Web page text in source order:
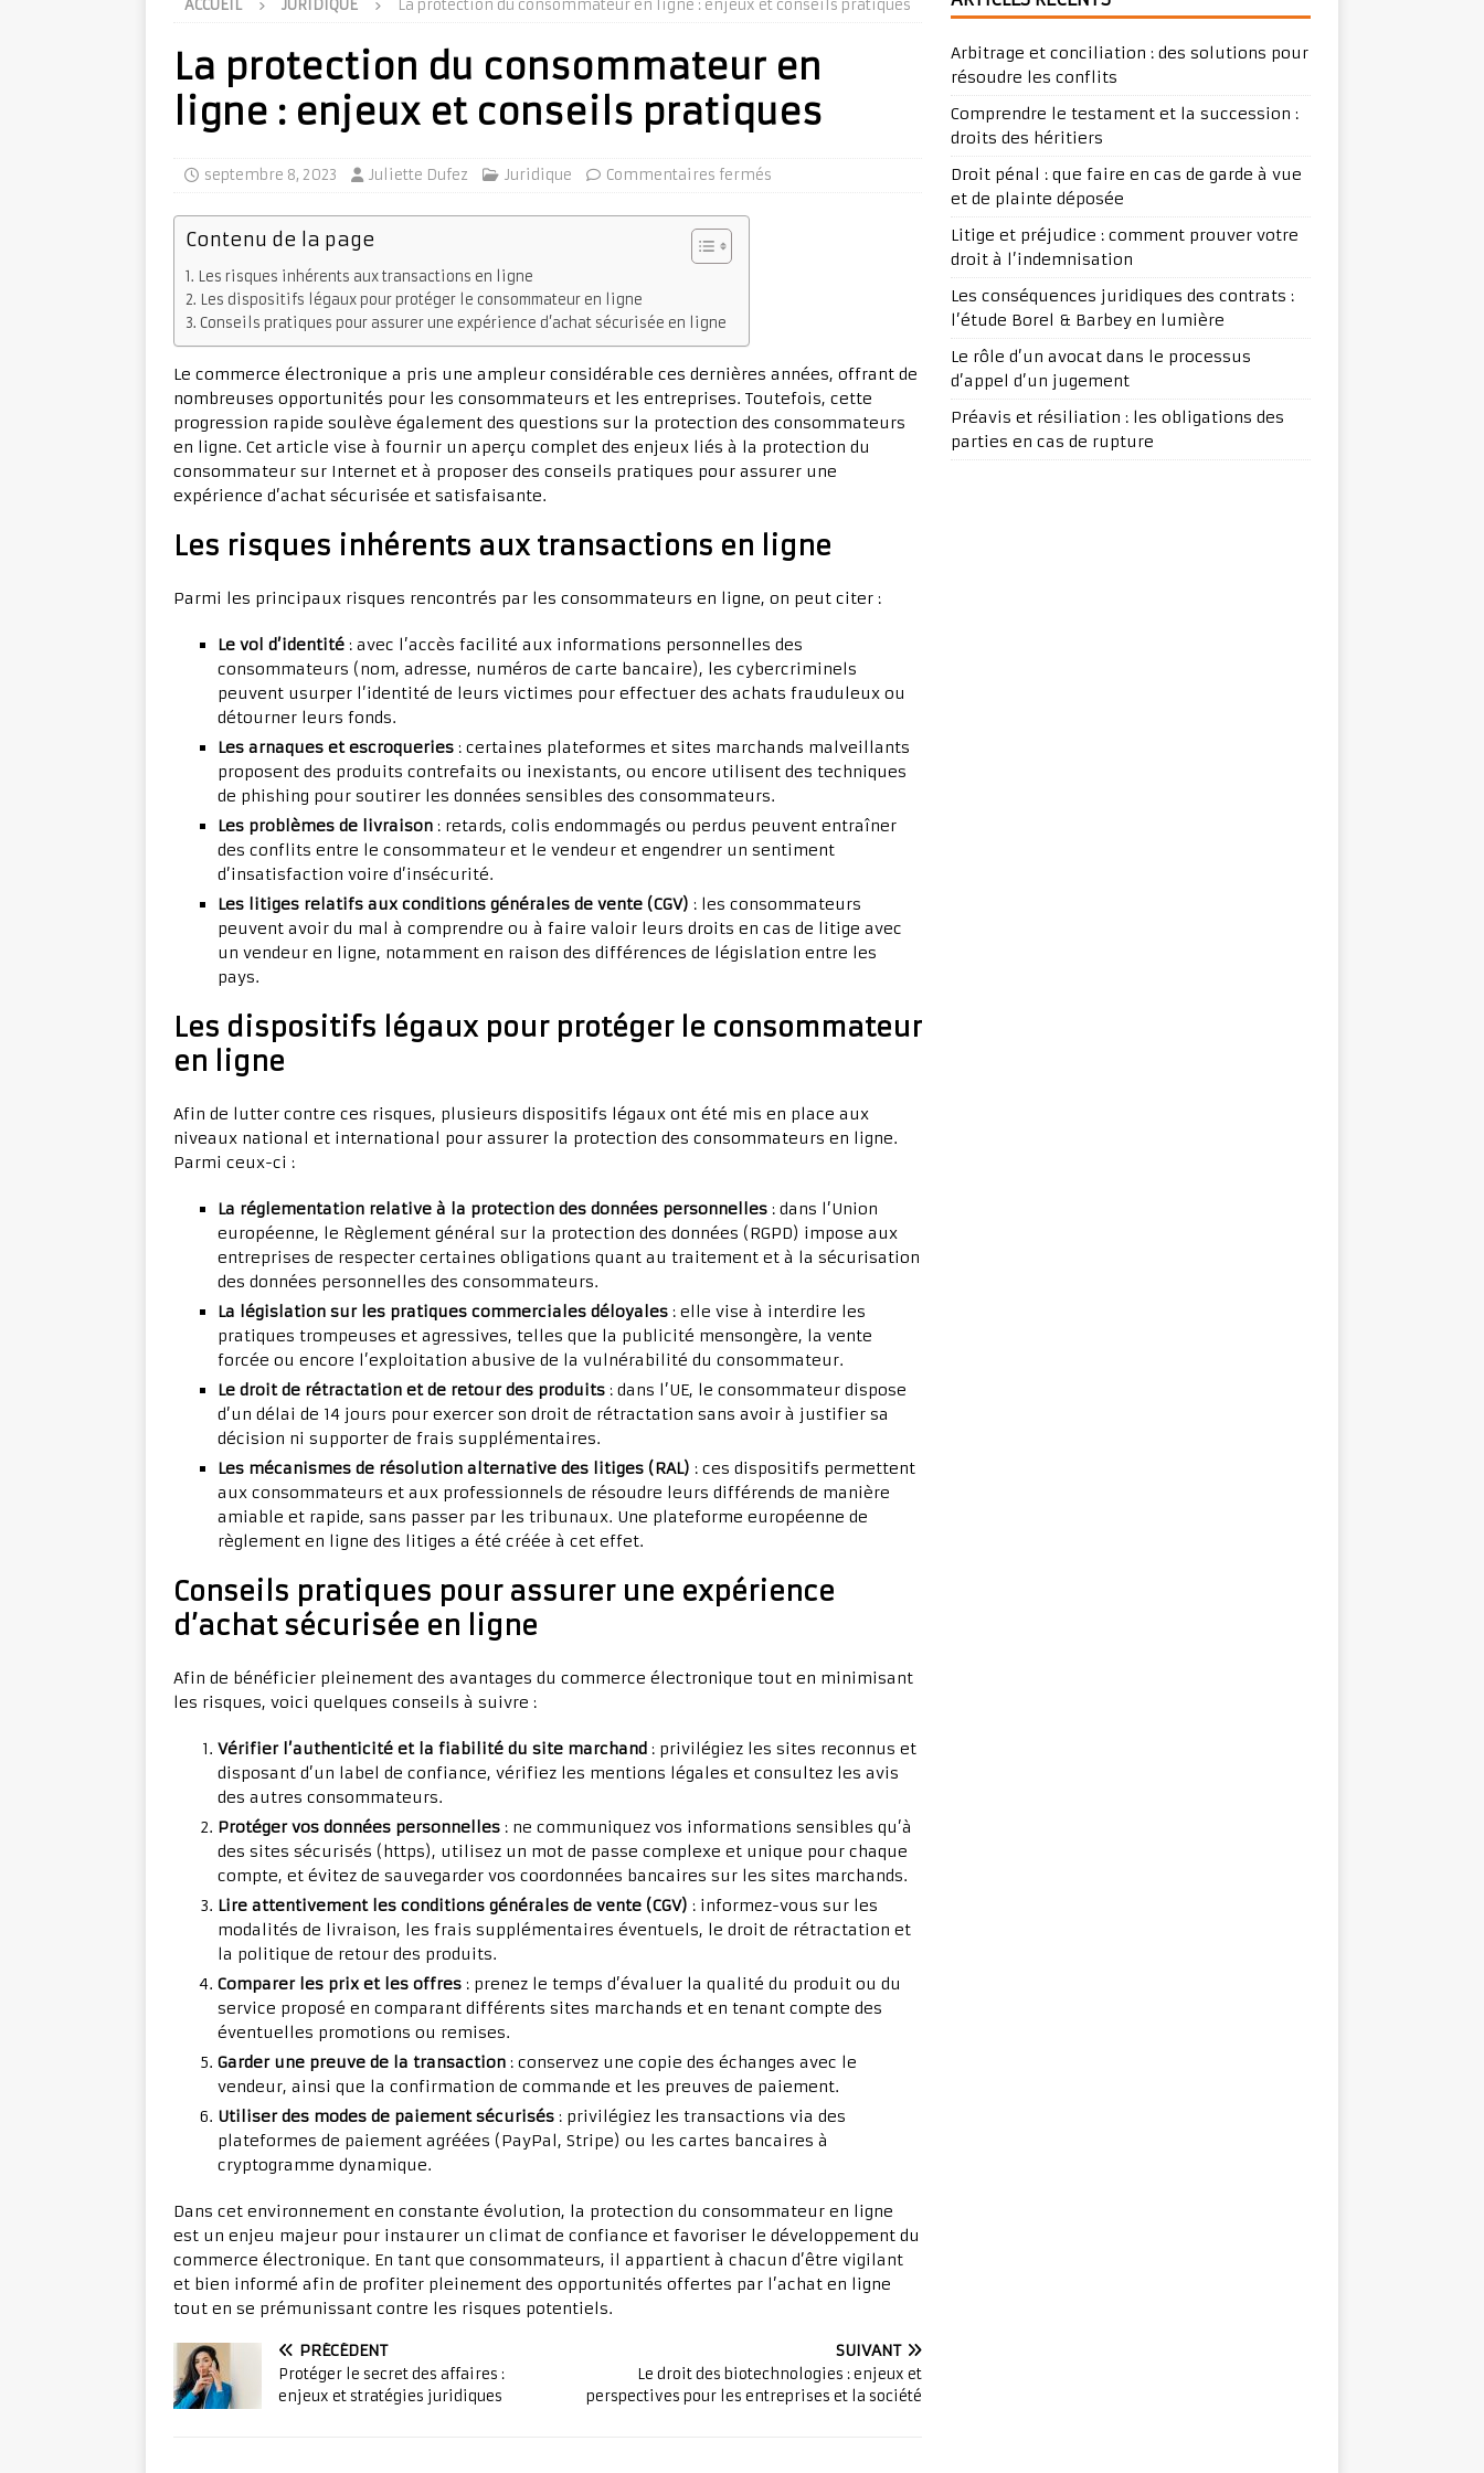
ACCUEIL JURIDIQUE La protection du consommateur en ligne : enjeux et conseils pratiques
La protection du consommateur en
ligne : enjeux et conseils pratiques
septembre 8, 2023 Juliette Dufez Juridique Commentaires fermés
Contenu de la page
Les risques inhérents aux transactions en ligne
Les dispositifs légaux pour protéger le consommateur en ligne
Conseils pratiques pour assurer une expérience d’achat sécurisée en ligne
Le commerce électronique a pris une ampleur considérable ces dernières années, offrant de
nombreuses opportunités pour les consommateurs et les entreprises. Toutefois, cette
progression rapide soulève également des questions sur la protection des consommateurs
en ligne. Cet article vise à fournir un aperçu complet des enjeux liés à la protection du
consommateur sur Internet et à proposer des conseils pratiques pour assurer une
expérience d’achat sécurisée et satisfaisante.
Les risques inhérents aux transactions en ligne
Parmi les principaux risques rencontrés par les consommateurs en ligne, on peut citer :
Le vol d’identité : avec l’accès facilité aux informations personnelles des
consommateurs (nom, adresse, numéros de carte bancaire), les cybercriminels
peuvent usurper l’identité de leurs victimes pour effectuer des achats frauduleux ou
détourner leurs fonds.
Les arnaques et escroqueries : certaines plateformes et sites marchands malveillants
proposent des produits contrefaits ou inexistants, ou encore utilisent des techniques
de phishing pour soutirer les données sensibles des consommateurs.
Les problèmes de livraison : retards, colis endommagés ou perdus peuvent entraîner
des conflits entre le consommateur et le vendeur et engendrer un sentiment
d’insatisfaction voire d’insécurité.
Les litiges relatifs aux conditions générales de vente (CGV) : les consommateurs
peuvent avoir du mal à comprendre ou à faire valoir leurs droits en cas de litige avec
un vendeur en ligne, notamment en raison des différences de législation entre les
pays.
Les dispositifs légaux pour protéger le consommateur
en ligne
Afin de lutter contre ces risques, plusieurs dispositifs légaux ont été mis en place aux
niveaux national et international pour assurer la protection des consommateurs en ligne.
Parmi ceux-ci :
La réglementation relative à la protection des données personnelles : dans l’Union
européenne, le Règlement général sur la protection des données (RGPD) impose aux
entreprises de respecter certaines obligations quant au traitement et à la sécurisation
des données personnelles des consommateurs.
La législation sur les pratiques commerciales déloyales : elle vise à interdire les
pratiques trompeuses et agressives, telles que la publicité mensongère, la vente
forcée ou encore l’exploitation abusive de la vulnérabilité du consommateur.
Le droit de rétractation et de retour des produits : dans l’UE, le consommateur dispose
d’un délai de 14 jours pour exercer son droit de rétractation sans avoir à justifier sa
décision ni supporter de frais supplémentaires.
Les mécanismes de résolution alternative des litiges (RAL) : ces dispositifs permettent
aux consommateurs et aux professionnels de résoudre leurs différends de manière
amiable et rapide, sans passer par les tribunaux. Une plateforme européenne de
règlement en ligne des litiges a été créée à cet effet.
Conseils pratiques pour assurer une expérience
d’achat sécurisée en ligne
Afin de bénéficier pleinement des avantages du commerce électronique tout en minimisant
les risques, voici quelques conseils à suivre :
Vérifier l’authenticité et la fiabilité du site marchand : privilégiez les sites reconnus et
disposant d’un label de confiance, vérifiez les mentions légales et consultez les avis
des autres consommateurs.
Protéger vos données personnelles : ne communiquez vos informations sensibles qu’à
des sites sécurisés (https), utilisez un mot de passe complexe et unique pour chaque
compte, et évitez de sauvegarder vos coordonnées bancaires sur les sites marchands.
Lire attentivement les conditions générales de vente (CGV) : informez-vous sur les
modalités de livraison, les frais supplémentaires éventuels, le droit de rétractation et
la politique de retour des produits.
Comparer les prix et les offres : prenez le temps d’évaluer la qualité du produit ou du
service proposé en comparant différents sites marchands et en tenant compte des
éventuelles promotions ou remises.
Garder une preuve de la transaction : conservez une copie des échanges avec le
vendeur, ainsi que la confirmation de commande et les preuves de paiement.
Utiliser des modes de paiement sécurisés : privilégiez les transactions via des
plateformes de paiement agréées (PayPal, Stripe) ou les cartes bancaires à
cryptogramme dynamique.
Dans cet environnement en constante évolution, la protection du consommateur en ligne
est un enjeu majeur pour instaurer un climat de confiance et favoriser le développement du
commerce électronique. En tant que consommateurs, il appartient à chacun d’être vigilant
et bien informé afin de profiter pleinement des opportunités offertes par l’achat en ligne
tout en se prémunissant contre les risques potentiels.
PRÉCÉDENT
Protéger le secret des affaires :
enjeux et stratégies juridiques
SUIVANT
Le droit des biotechnologies : enjeux et
perspectives pour les entreprises et la société
Arbitrage et conciliation : des solutions pour
résoudre les conflits
Comprendre le testament et la succession :
droits des héritiers
Droit pénal : que faire en cas de garde à vue
et de plainte déposée
Litige et préjudice : comment prouver votre
droit à l’indemnisation
Les conséquences juridiques des contrats :
l’étude Borel & Barbey en lumière
Le rôle d’un avocat dans le processus
d’appel d’un jugement
Préavis et résiliation : les obligations des
parties en cas de rupture